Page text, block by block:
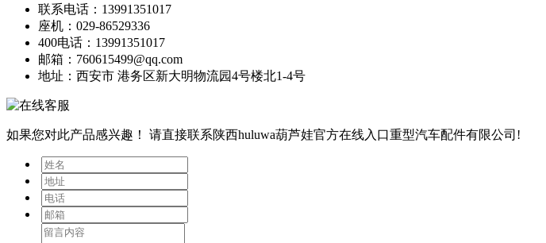
联系电话：13991351017
座机：029-86529336
400电话：13991351017
邮箱：760615499@qq.com
地址：西安市 港务区新大明物流园4号楼北1-4号
如果您对此产品感兴趣！ 请直接联系陕西huluwa葫芦娃官方在线入口重型汽车配件有限公司!